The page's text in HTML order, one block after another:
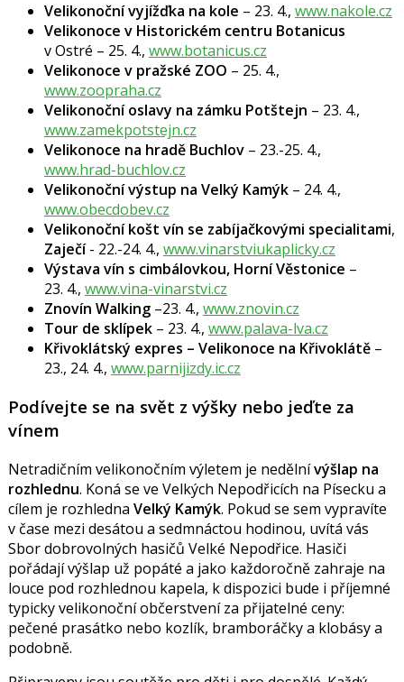
Velikonoční vyjížďka na kole – 23. 4., www.nakole.cz
Velikonoce v Historickém centru Botanicus
v Ostré – 25. 4., www.botanicus.cz
Velikonoce v pražské ZOO – 25. 4.,
www.zoopraha.cz
Velikonoční oslavy na zámku Potštejn – 23. 4.,
www.zamekpotstejn.cz
Velikonoce na hradě Buchlov– 23.-25. 4.,
www.hrad-buchlov.cz
Velikonoční výstup na Velký Kamýk– 24. 4.,
www.obecdobev.cz
Velikonoční košt vín se zabíjačkovými specialitami,
Zaječí- 22.-24. 4., www.vinarstviukaplicky.cz
Výstava vín s cimbálovkou, Horní Věstonice –
23. 4., www.vina-vinarstvi.cz
Znovín Walking–23. 4., www.znovin.cz
Tour de sklípek– 23. 4., www.palava-lva.cz
Křivoklátský expres – Velikonoce na Křivoklátě–
23., 24. 4., www.parnijizdy.ic.cz
Podívejte se na svět z výšky nebo jeďte za
vínem
Netradičním velikonočním výletem je nedělnívýšlap na
rozhlednu. Koná se ve Velkých Nepodřicích na Písecku a
cílem je rozhledna Velký Kamýk. Pokud se sem vypravíte
v čase mezi desátou a sedmnáctou hodinou, uvítá vás
Sbor dobrovolných hasičů Velké Nepodřice. Hasiči
pořádají výšlap už popáté a jako každoročně zahraje na
louce pod rozhlednou kapela, k dispozici bude i příjemné
typicky velikonoční občerstvení za přijatelné ceny:
pečené prasátko nebo kozlík, bramboráčky a klobásy a
podobně.